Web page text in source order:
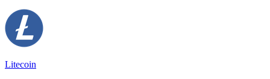
Litecoin